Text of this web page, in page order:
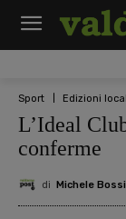
Sport Edizioni
L’Ideal
conferme
di Michele